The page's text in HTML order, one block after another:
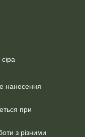
нанесення
при
з різними